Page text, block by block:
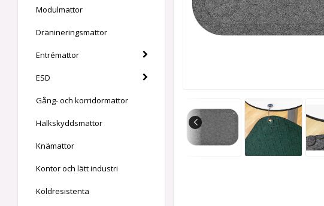
Modulmattor
Dränineringsmattor
Entrémattor
ESD
Gång- och korridormattor
Halkskyddsmattor
Knämattor
Kontor och lätt industri
Köldresistenta